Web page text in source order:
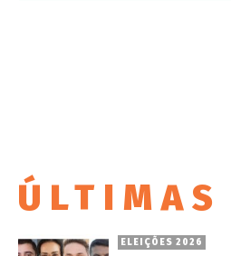
ÚLTIMAS
ELEIÇÕES 2026